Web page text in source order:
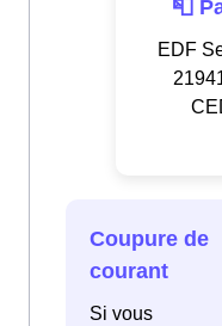
📮
EDF
Coupure de
courant
Si vous